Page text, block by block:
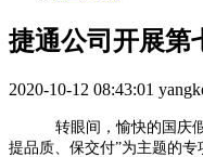
捷通公司开展第
2020-10-12 08:43:01
转眼间，愉快的国庆
提品质、保交付”为主题的专